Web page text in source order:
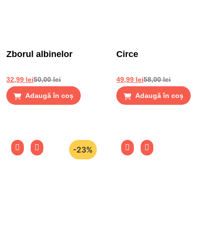
Zborul albinelor
50,00lei
32,99 lei
Adaugă în coș
Circe
58,00lei
49,99 lei
Adaugă în coș
-23%